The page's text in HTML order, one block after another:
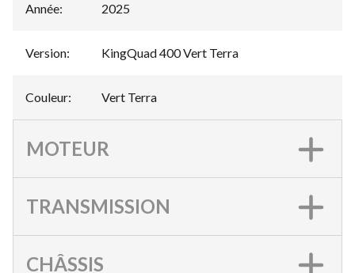
Année: 2025
Version: KingQuad 400 Vert Terra
Couleur: Vert Terra
MOTEUR
TRANSMISSION
CHÂSSIS